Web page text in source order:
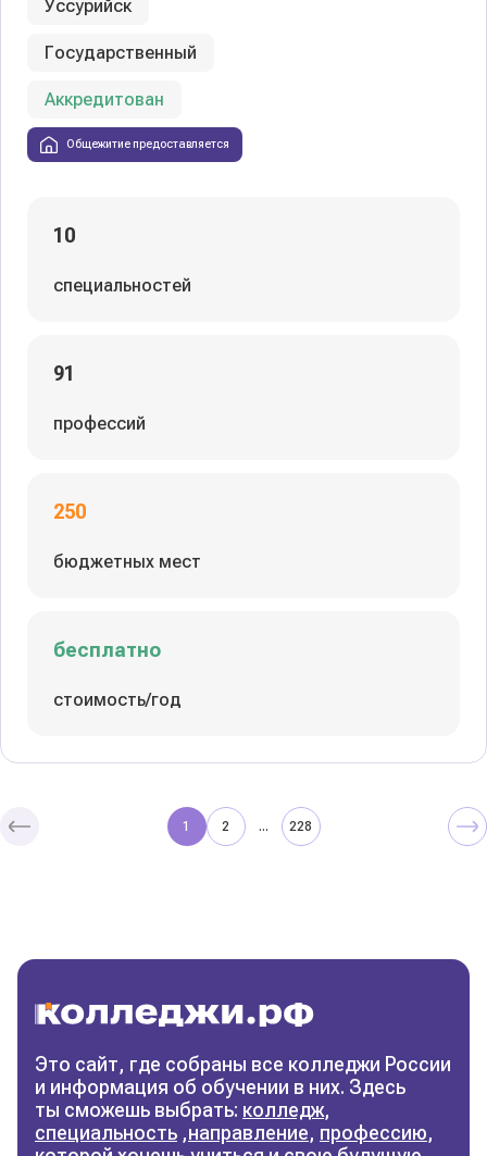
Уссурийск
Государственный
Аккредитован
Общежитие предоставляется
10
специальностей
91
профессий
250
бюджетных мест
бесплатно
стоимость/год
колледж
Фильтры
Сбросить фильтры
1 2 ... 228
Это сайт, где собраны все колледжи России
и информация об обучении в них. Здесь
ты сможешь выбрать: колледж,
специальность ,направление, профессию,